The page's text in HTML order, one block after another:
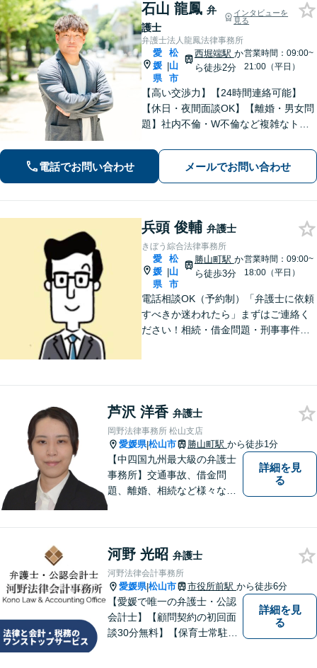
石山 龍鳳 弁
護士
インタビューを
見る
弁護士法人龍鳳法律事務所
愛
媛
県
|
松
山
市
西堀端駅 か
ら徒歩2分
営業時間：09:00~
21:00（平日）
【高い交渉力】【24時間連絡可能】
【休日・夜間面談OK】【離婚・男女問
題】社内不倫・W不倫など複雑なトラ
求や退職代行もお受けします。【刑事
事件】刑事事件は１分１秒が勝負で
す。迅速に対応します。
電話でお問い合わせ メールでお問い合わせ
兵頭 俊輔 弁護士
きぼう綜合法律事務所
愛
媛
県
|
松
山
市
勝山町駅 か
ら徒歩3分
営業時間：09:00~
18:00（平日）
電話相談OK（予約制）「弁護士に依頼
すべきか迷われたら」まずはご連絡く
ださい！相続・借金問題・刑事事件・
芦沢 洋香 弁護士
岡野法律事務所 松山支店
愛媛県|松山市 勝山町駅 から徒歩1分
【中四国九州最大級の弁護士
事務所】交通事故、借金問
題、離婚、相続など様々な問
い！
詳細を見
る
河野 光昭 弁護士
河野法律会計事務所
愛媛県|松山市 市役所前駅 から徒歩6分
【愛媛で唯一の弁護士・公認
会計士】【顧問契約の初回面
談30分無料】【保育士常駐】
詳細を見
る